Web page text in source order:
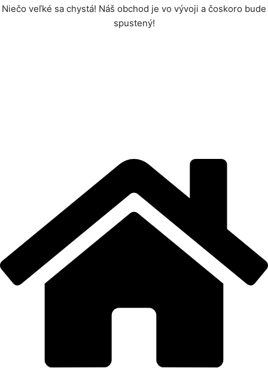
Niečo veľké sa chystá! Náš obchod je vo vývoji a čoskoro bude
spustený!